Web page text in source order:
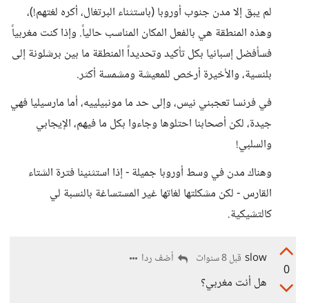
لم يبق إلا مدن جنوب أوروبا (باستثناء البرتغال، أكره لغتهم!)،
وهذه المنطقة هي بالفعل المكان المناسب حالياً. وإذا كنت مغربياً
فسأفضل إسبانيا بكل تأكيد وتحديداً المنطقة ما بين برشلونة إلى
بلنسية، والأخيرة أرخص للمعيشة ومشمسة أكثر.
في فرنسا تعجبني نيس، وإلى حد ما مونبيلييه، أما مارسيليا فهي
جيدة، لكن أصحابنا احتلوها وجاءوا بكل ما فيهم، الإيجابي
والسلبي!
وهناك مدن في وسط أوروبا جميلة - إذا استثنينا فترة الشتاء
القارس - لكن مشكلتها لغاتها غير المستساغة بالنسبة لي
كالتشيكية.
0
slow قبل 8 سنوات أضف ردا
هل أنت مغربي؟